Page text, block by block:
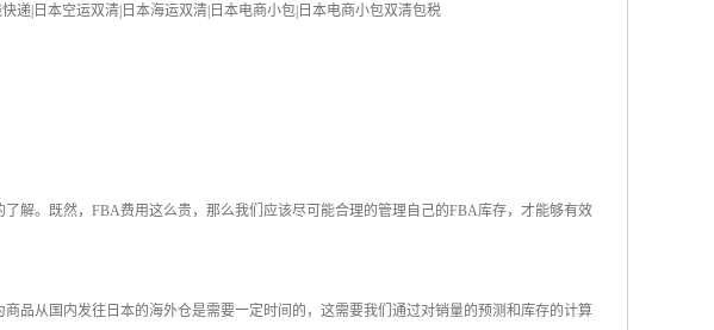
递|日本空运双清|日本海运双清|日本电商小包|日本电商小包双清包税
解。既然，FBA费用这么贵，那么我们应该尽可能合理的管理自己的FBA库存，才能够有效
品从国内发往日本的海外仓是需要一定时间的，这需要我们通过对销量的预测和库存的计算